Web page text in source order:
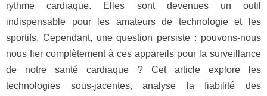
rythme cardiaque. Elles sont devenues un outil
indispensable pour les amateurs de technologie et les
sportifs. Cependant, une question persiste : pouvons-nous
nous fier complètement à ces appareils pour la surveillance
de notre santé cardiaque ? Cet article explore les
technologies sous-jacentes, analyse la fiabilité des